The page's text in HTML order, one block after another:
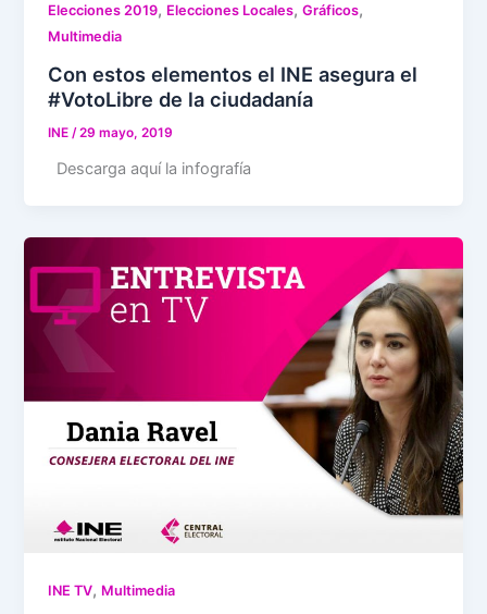
Elecciones 2019, Elecciones Locales,Gráficos,
Multimedia
Con estos elementos el INE asegura el
#VotoLibre de la ciudadanía
INE/29 mayo, 2019
Descarga aquí la infografía
INE TV, Multimedia